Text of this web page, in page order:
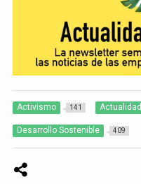
Activismo 141 Actualidad
Desarrollo Sostenible 409